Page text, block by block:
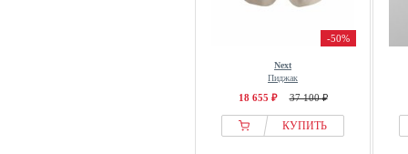
-50%
Next
Пиджак
18 655 ₽ 37 100 ₽
КУПИТЬ